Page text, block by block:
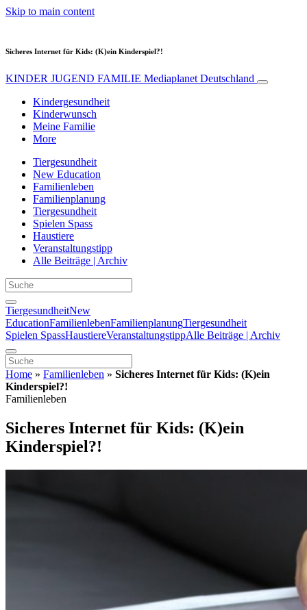
Skip to main content
Sicheres Internet für Kids: (K)ein Kinderspiel?!
KINDER JUGEND FAMILIE Mediaplanet Deutschland
Kindergesundheit
Kinderwunsch
Meine Familie
More
Tiergesundheit
New Education
Familienleben
Familienplanung
Tiergesundheit
Spielen Spass
Haustiere
Veranstaltungstipp
Alle Beiträge | Archiv
TiergesundheitNew
EducationFamilienlebenFamilienplanungTiergesundheit
Spielen SpassHaustiereVeranstaltungstippAlle Beiträge | Archiv
Home » Familienleben » Sicheres Internet für Kids: (K)ein
Kinderspiel?!
Familienleben
Sicheres Internet für Kids: (K)ein
Kinderspiel?!